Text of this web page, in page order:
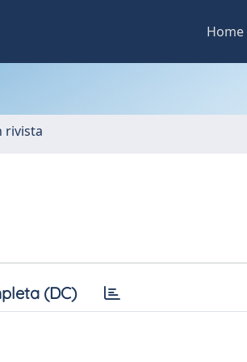
Home
rivista
(DC)